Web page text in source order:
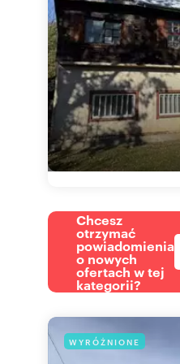
Chcesz
otrzymać
powiadomienia
o nowych
ofertach w tej
kategorii?
WYRÓŻNIONE